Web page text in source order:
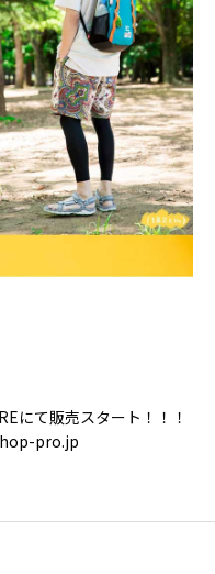
にて販売スタート！！！
pro.jp